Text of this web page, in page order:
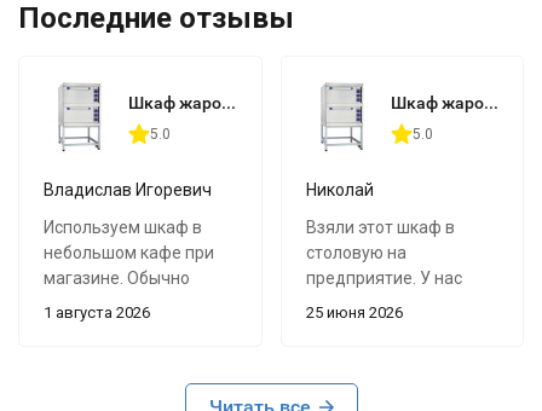
Последние отзывы
Шкаф жарочный Abat ШЖЭ-2 (двухсекционный)
5.0
Владислав Игоревич
Используем шкаф в
небольшом кафе при
магазине. Обычно
заранее готовим в нём
1 августа 2026
Шкаф жарочный Abat ШЖЭ-2 (двухсекционный)
5.0
Николай
Взяли этот шкаф в
столовую на
предприятие. У нас
каждый день готовка
иногда полуфабрикаты.
До этого одной камеры
25 июня 2026